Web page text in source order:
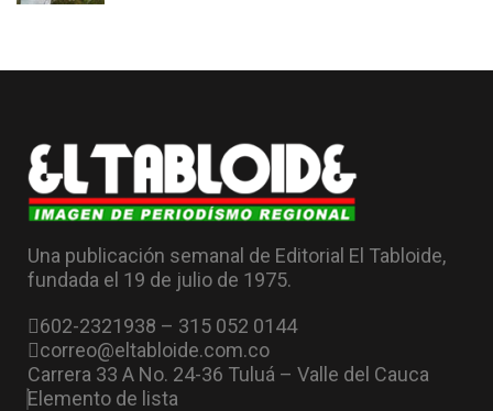
Una publicación semanal de Editorial El Tabloide,
fundada el 19 de julio de 1975.
602-2321938 – 315 052 0144
correo@eltabloide.com.co
Carrera 33 A No. 24-36 Tuluá – Valle del Cauca
Elemento de lista